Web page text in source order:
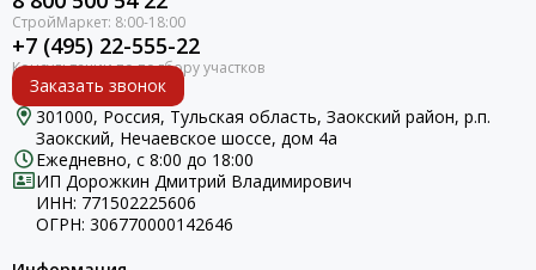
+7 (495) 22-555-22
Заказать звонок
301000, Россия, Тульская область, Заокский район, р.п.
Заокский, Нечаевское шоссе, дом 4а
Ежедневно, с 8:00 до 18:00
ИП Дорожкин Дмитрий Владимирович
ИНН: 771502225606
ОГРН: 306770000142646